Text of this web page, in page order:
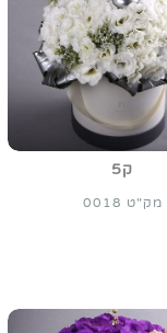
ק5
מק"ט 0018